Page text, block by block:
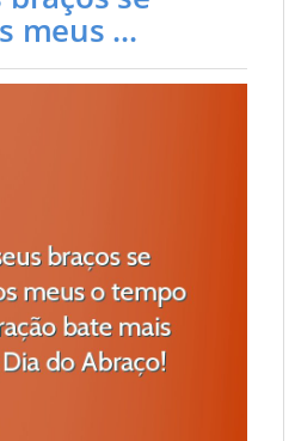
meus ...